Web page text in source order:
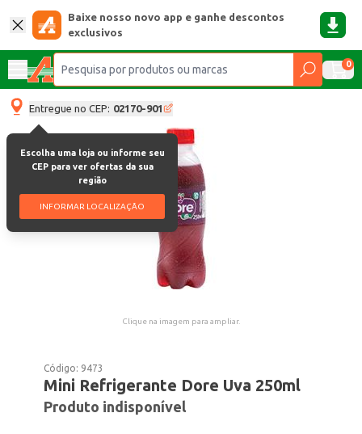
Baixe nosso novo app e ganhe descontos
exclusivos
0
Entregue no CEP: 02170-901
Escolha uma loja ou informe seu
CEP para ver ofertas da sua
região
INFORMAR LOCALIZAÇÃO
Clique na imagem para ampliar.
Código: 9473
Mini Refrigerante Dore Uva 250ml
Produto indisponível